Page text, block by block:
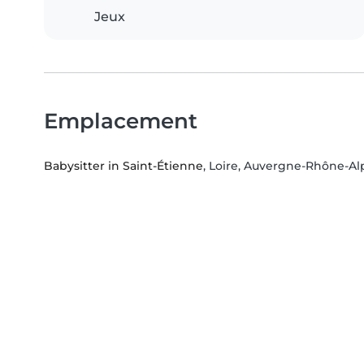
Jeux
Emplacement
Babysitter in Saint-Étienne, Loire, Auvergne-Rhône-